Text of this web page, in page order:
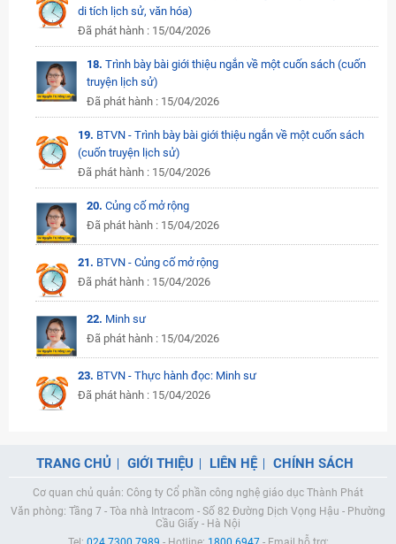
di tích lịch sử, văn hóa)
Đã phát hành : 15/04/2026
18. Trình bày bài giới thiệu ngắn về một cuốn sách (cuốn
truyện lịch sử)
Đã phát hành : 15/04/2026
19. BTVN - Trình bày bài giới thiệu ngắn về một cuốn sách
(cuốn truyện lịch sử)
Đã phát hành : 15/04/2026
20. Củng cố mở rộng
Đã phát hành : 15/04/2026
21. BTVN - Củng cố mở rộng
Đã phát hành : 15/04/2026
22. Minh sư
Đã phát hành : 15/04/2026
23. BTVN - Thực hành đọc: Minh sư
Đã phát hành : 15/04/2026
TRANG CHỦ GIỚI THIỆU LIÊN HỆ CHÍNH SÁCH
Cơ quan chủ quản: Công ty Cổ phần công nghệ giáo dục Thành Phát
Văn phòng: Tầng 7 - Tòa nhà Intracom - Số 82 Đường Dịch Vọng Hậu - Phường
Cầu Giấy - Hà Nội